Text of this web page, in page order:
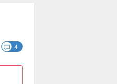
4